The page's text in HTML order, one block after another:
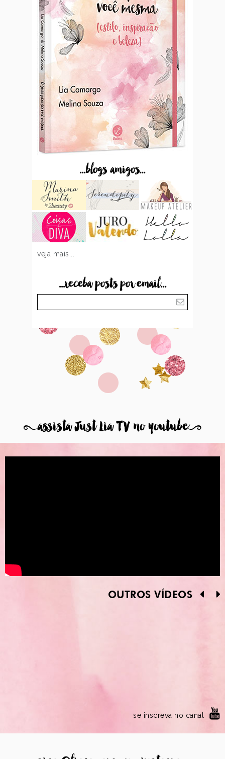
...blogs amigos...
veja mais...
...receba posts por email...
8assista Just Lia TV no youtube9
OUTROS VÍDEOS
se inscreva no canal